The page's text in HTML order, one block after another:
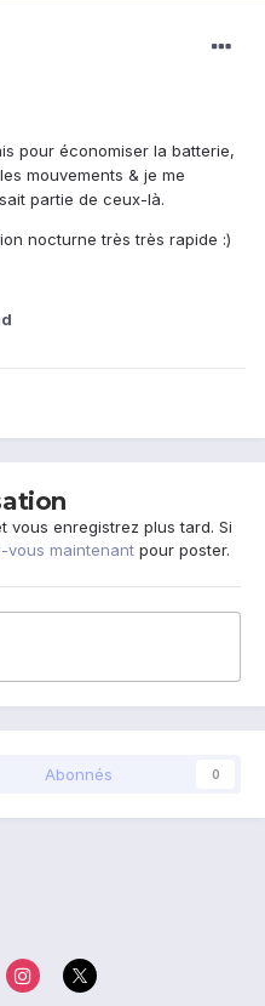
pour économiser la batterie,
mouvements & je me
partie de ceux-là.
nocturne très très rapide :)
vous enregistrez plus tard. Si
vous maintenant pour poster.
Abonnés 0